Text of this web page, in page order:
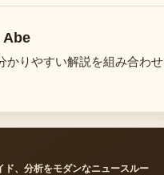
Abe
かりやすい解説を組み合わ
ド、分析をモダンなニュースルー